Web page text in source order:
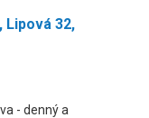
Lipová 32,
- denný a